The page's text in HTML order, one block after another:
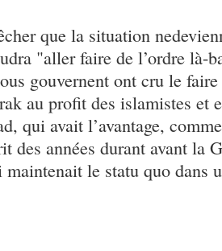
que la situation
"aller faire de l’ordre là-
gouvernent ont cru le
au profit des islamistes et
qui avait l’avantage,
des années durant avant la
le statu quo dans